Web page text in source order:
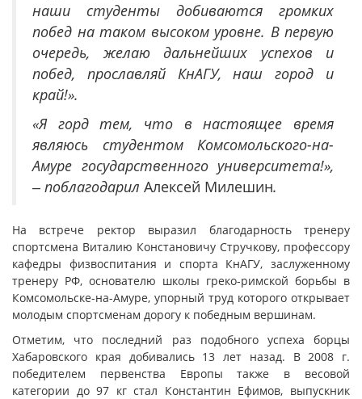
наши студенты добиваются громких
побед на таком высоком уровне. В первую
очередь, желаю дальнейших успехов и
побед, прославляй КнАГУ, наш город и
край!».
«Я горд тем, что в настоящее время
являюсь студентом Комсомольского-на-
Амуре государственного университета!»,
‒ поблагодарил Алексей Милешин.
На встрече ректор выразил благодарность тренеру
спортсмена Виталию Констановичу Стручкову, профессору
кафедры физвоспитания и спорта КнАГУ, заслуженному
тренеру РФ, основателю школы греко-римской борьбы в
Комсомольске-на-Амуре, упорный труд которого открывает
молодым спортсменам дорогу к победным вершинам.
Отметим, что последний раз подобного успеха борцы
Хабаровского края добивались 13 лет назад. В 2008 г.
победителем первенства Европы также в весовой
категории до 97 кг стал Константин Ефимов, выпускник